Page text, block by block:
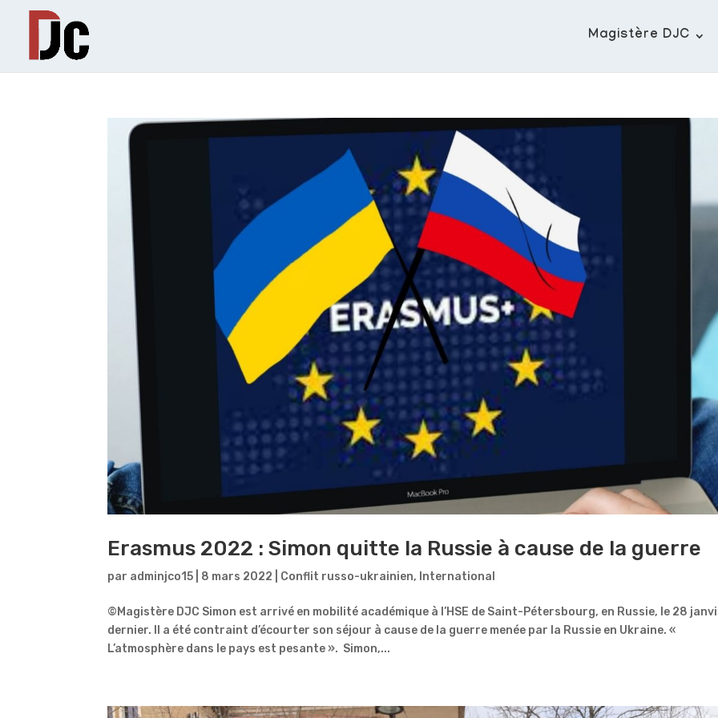
Magistère DJC
Erasmus 2022 : Simon quitte la Russie à cause de la guerre
par adminjco15 8 mars 2022 Conflit russo-ukrainien, International
©Magistère DJC Simon est arrivé en mobilité académique à l’HSE de Saint-Pétersbourg, en Russie, le 28
dernier. Il a été contraint d’écourter son séjour à cause de la guerre menée par la Russie en Ukraine. «
L’atmosphère dans le pays est pesante ». Simon,...